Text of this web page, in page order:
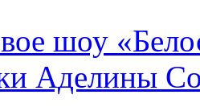
шоу
Аделины